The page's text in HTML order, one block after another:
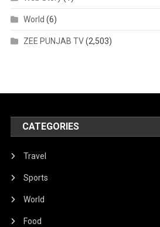
World (6)
ZEE PUNJAB TV(2,503)
CATEGORIES
Travel
Sports
World
Food